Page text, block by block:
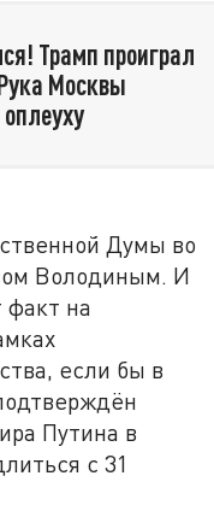
Трамп проиграл
Москвы
Думы во
Володиным. И
факт на
если бы в
Путина в
с 31